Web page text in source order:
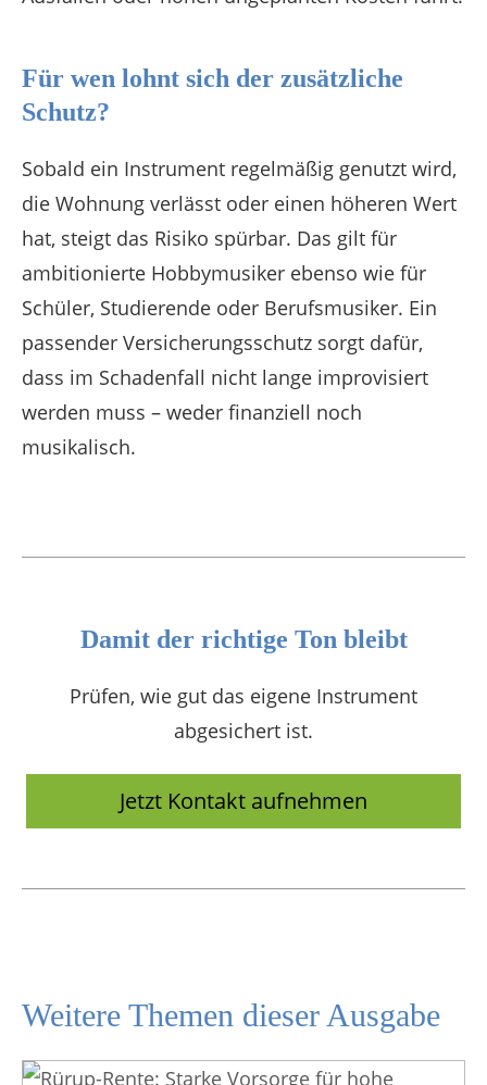
Für wen lohnt sich der zusätzliche
Schutz?
Sobald ein Instrument regelmäßig genutzt wird,
die Wohnung verlässt oder einen höheren Wert
hat, steigt das Risiko spürbar. Das gilt für
ambitionierte Hobbymusiker ebenso wie für
Schüler, Studierende oder Berufsmusiker. Ein
passender Versicherungsschutz sorgt dafür,
dass im Schadenfall nicht lange improvisiert
werden muss – weder finanziell noch
musikalisch.
Damit der richtige Ton bleibt
Prüfen, wie gut das eigene Instrument
abgesichert ist.
Jetzt Kontakt aufnehmen
Weitere Themen dieser Ausgabe